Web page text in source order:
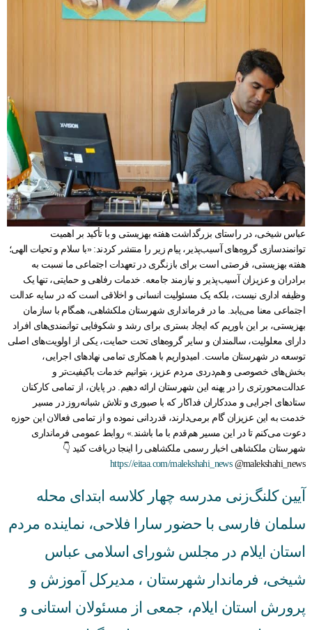
عباس شیخی، در راستای بزرگداشت هفته بهزیستی و با تأکید بر اهمیت
توانمندسازی گروه‌های آسیب‌پذیر، پیام زیر را منتشر کردند: «با سلام و تحیات الهی؛
هفته بهزیستی، فرصتی است برای بازنگری در تعهدات اجتماعی ما نسبت به
برادران و عزیزان آسیب‌پذیر و نیازمند جامعه. خدمات رفاهی و حمایتی، تنها یک
وظیفه اداری نیست، بلکه یک مسئولیت انسانی و اخلاقی است که در سایه عدالت
اجتماعی معنا می‌یابد. ما در فرمانداری شهرستان ملکشاهی، همگام با سازمان
بهزیستی، بر این باوریم که ایجاد بستری برای رشد و شکوفایی توانمندی‌های افراد
دارای معلولیت، سالمندان و سایر گروه‌های تحت حمایت، یکی از اولویت‌های اصلی
توسعه در شهرستان ماست. امیدواریم با همکاری تمامی نهادهای اجرایی،
بخش‌های خصوصی و هم‌دردی مردم عزیز، بتوانیم خدمات باکیفیت‌تر و
عدالت‌محورتری را در پهنه این شهرستان ارائه دهیم. در پایان، از تمامی کارکنان
ستادهای اجرایی و مددکاران فداکار که با صبوری و تلاش شبانه‌روز در مسیر
خدمت به این عزیزان گام برمی‌دارند، قدردانی نموده و از تمامی فعالان این حوزه
دعوت می‌کنم تا در این مسیر هم‌قدم با ما باشند.» روابط عمومی فرمانداری
شهرستان ملکشاهی اخبار رسمی ملکشاهی را اینجا دریافت کنید 👇
https://eitaa.com/malekshahi_news@malekshahi_news
آیین کلنگ‌زنی مدرسه چهار کلاسه ابتدای محله
سلمان فارسی با حضور سارا فلاحی، نماینده مردم
استان ایلام در مجلس شورای اسلامی عباس
شیخی، فرماندار شهرستان ، مدیرکل آموزش و
پرورش استان ایلام، جمعی از مسئولان استانی و